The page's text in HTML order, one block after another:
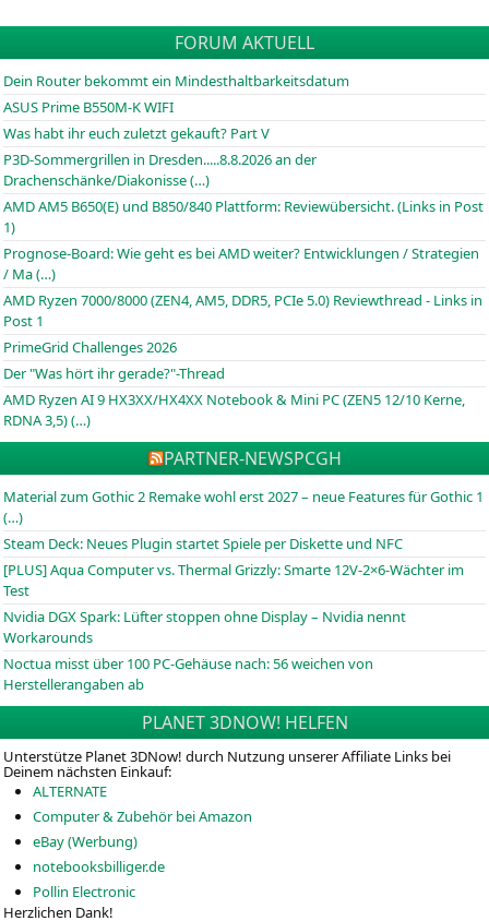
FORUM AKTUELL
Dein Router bekommt ein Mindesthaltbarkeitsdatum
ASUS Prime B550M-K WIFI
Was habt ihr euch zuletzt gekauft? Part V
P3D-Sommergrillen in Dresden.....8.8.2026 an der
Drachenschänke/Diakonisse (…)
AMD AM5 B650(E) und B850/840 Plattform: Reviewübersicht. (Links in Post
1)
Prognose-Board: Wie geht es bei AMD weiter? Entwicklungen / Strategien
/ Ma (…)
AMD Ryzen 7000/8000 (ZEN4, AM5, DDR5, PCIe 5.0) Reviewthread - Links in
Post 1
PrimeGrid Challenges 2026
Der "Was hört ihr gerade?"-Thread
AMD Ryzen AI 9 HX3XX/HX4XX Notebook & Mini PC (ZEN5 12/10 Kerne,
RDNA 3,5) (…)
PARTNER-NEWSPCGH
Material zum Gothic 2 Remake wohl erst 2027 – neue Features für Gothic 1
(…)
Steam Deck: Neues Plugin startet Spiele per Diskette und NFC
[PLUS] Aqua Computer vs. Thermal Grizzly: Smarte 12V-2×6-Wächter im
Test
Nvidia DGX Spark: Lüfter stoppen ohne Display – Nvidia nennt
Workarounds
Noctua misst über 100 PC-Gehäuse nach: 56 weichen von
Herstellerangaben ab
PLANET 3DNOW! HELFEN
Unterstütze Planet 3DNow! durch Nutzung unserer Affiliate Links bei
Deinem nächsten Einkauf:
ALTERNATE
Computer & Zubehör bei Amazon
eBay (Werbung)
notebooksbilliger.de
Pollin Electronic
Herzlichen Dank!